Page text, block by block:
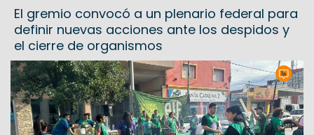
El gremio convocó a un plenario federal para
definir nuevas acciones ante los despidos y
el cierre de organismos